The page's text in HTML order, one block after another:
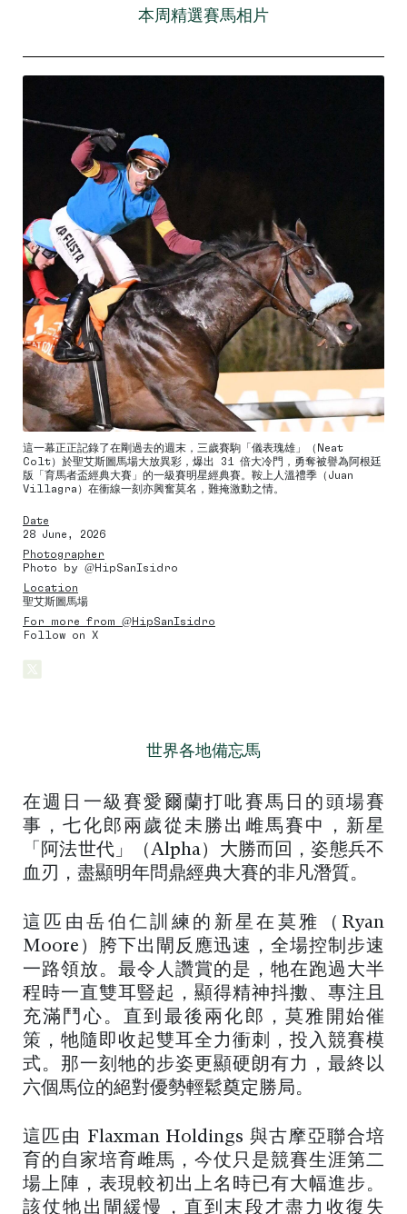
本周精選賽馬相片
這一幕正正記錄了在剛過去的週末，三歲賽駒「儀表瑰雄」（Neat
Colt）於聖艾斯圖馬場大放異彩，爆出 31 倍大冷門，勇奪被譽為阿根廷
版「育馬者盃經典大賽」的一級賽明星經典賽。鞍上人溫禮季（Juan
Villagra）在衝線一刻亦興奮莫名，難掩激動之情。
Date
28 June, 2026
Photographer
Photo by @HipSanIsidro
Location
聖艾斯圖馬場
For more from @HipSanIsidro
Follow on X
世界各地備忘馬
在週日一級賽愛爾蘭打吡賽馬日的頭場賽
事，七化郎兩歲從未勝出雌馬賽中，新星
「阿法世代」（Alpha）大勝而回，姿態兵不
血刃，盡顯明年問鼎經典大賽的非凡潛質。
這匹由岳伯仁訓練的新星在莫雅（Ryan
Moore）胯下出閘反應迅速，全場控制步速
一路領放。最令人讚賞的是，牠在跑過大半
程時一直雙耳豎起，顯得精神抖擻、專注且
充滿鬥心。直到最後兩化郎，莫雅開始催
策，牠隨即收起雙耳全力衝刺，投入競賽模
式。那一刻牠的步姿更顯硬朗有力，最終以
六個馬位的絕對優勢輕鬆奠定勝局。
這匹由 Flaxman Holdings 與古摩亞聯合培
育的自家培育雌馬，今仗只是競賽生涯第二
場上陣，表現較初出上名時已有大幅進步。
該仗牠出閘緩慢，直到末段才盡力收復失